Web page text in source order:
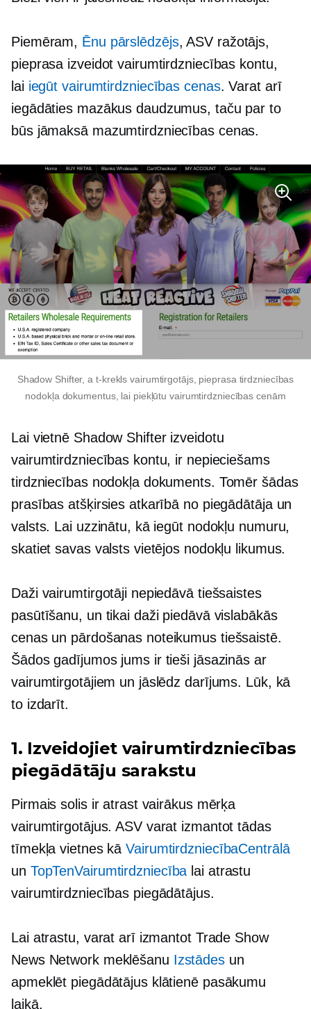
Piemēram, Ēnu pārslēdzējs, ASV ražotājs,
pieprasa izveidot vairumtirdzniecības kontu,
lai iegūt vairumtirdzniecības cenas. Varat arī
iegādāties mazākus daudzumus, taču par to
būs jāmaksā mazumtirdzniecības cenas.
Shadow Shifter, a t-krekls vairumtirgotājs, pieprasa tirdzniecības
nodokļa dokumentus, lai piekļūtu vairumtirdzniecības cenām
Lai vietnē Shadow Shifter izveidotu
vairumtirdzniecības kontu, ir nepieciešams
tirdzniecības nodokļa dokuments. Tomēr šādas
prasības atšķirsies atkarībā no piegādātāja un
valsts. Lai uzzinātu, kā iegūt nodokļu numuru,
skatiet savas valsts vietējos nodokļu likumus.
Daži vairumtirgotāji nepiedāvā tiešsaistes
pasūtīšanu, un tikai daži piedāvā vislabākās
cenas un pārdošanas noteikumus tiešsaistē.
Šādos gadījumos jums ir tieši jāsazinās ar
vairumtirgotājiem un jāslēdz darījums. Lūk, kā
to izdarīt.
1. Izveidojiet vairumtirdzniecības
piegādātāju sarakstu
Pirmais solis ir atrast vairākus mērķa
vairumtirgotājus. ASV varat izmantot tādas
tīmekļa vietnes kāVairumtirdzniecībaCentrālā
un TopTenVairumtirdzniecība lai atrastu
vairumtirdzniecības piegādātājus.
Lai atrastu, varat arī izmantot Trade Show
News Network meklēšanu Izstādesun
apmeklēt piegādātājus klātienē pasākumu
laikā.